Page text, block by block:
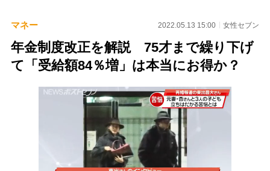
マネー 2022.05.13 15:00 女性セブン
年金制度改正を解説 75才まで繰り下げ
て「受給額84％増」は本当にお得か？